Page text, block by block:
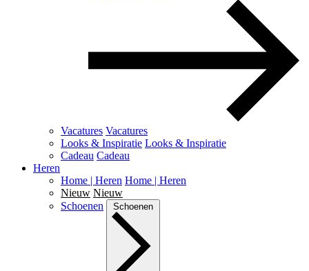
Vacatures Vacatures
Looks & Inspiratie Looks & Inspiratie
Cadeau Cadeau
Heren
Home | Heren Home | Heren
Nieuw Nieuw
Schoenen
Schoenen